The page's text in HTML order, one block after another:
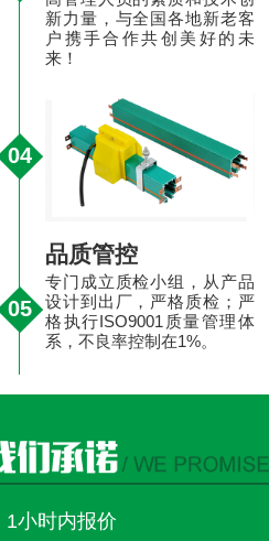
新力量，与全国各地新老客
户携手合作共创美好的未
来！
04
05
品质管控
专门成立质检小组，从产品
设计到出厂，严格质检；严
格执行ISO9001质量管理体
系，不良率控制在1%。
1小时内报价